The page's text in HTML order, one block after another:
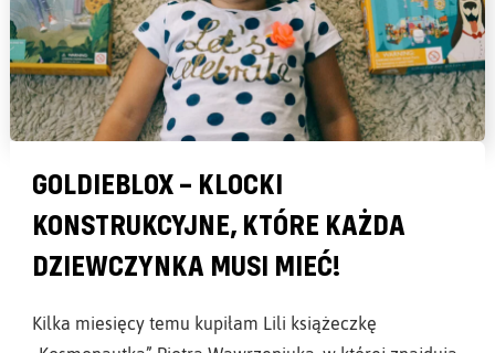
GOLDIEBLOX – KLOCKI
KONSTRUKCYJNE, KTÓRE KAŻDA
DZIEWCZYNKA MUSI MIEĆ!
Kilka miesięcy temu kupiłam Lili książeczkę